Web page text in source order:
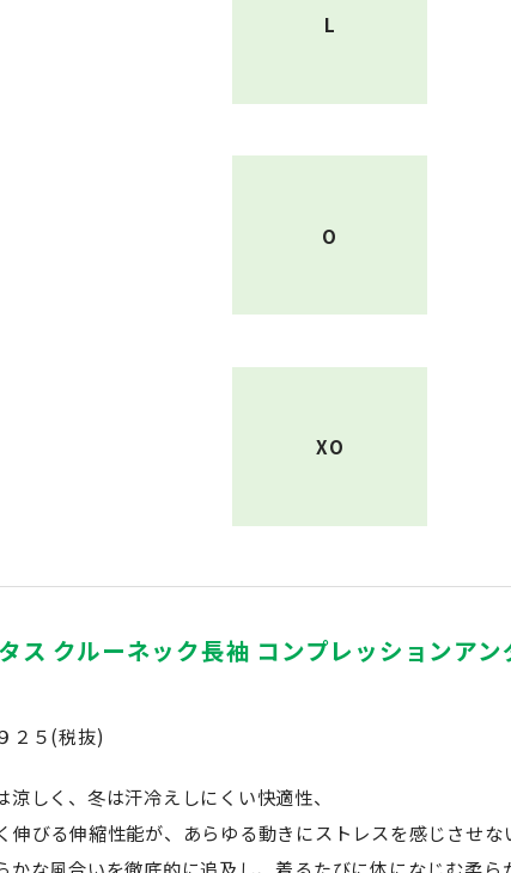
L
O
XO
ス クルーネック長袖 コンプレッションア
２５(税抜)
しく、冬は汗冷えしにくい快適性、
びる伸縮性能が、あらゆる動きにストレスを感じさせな